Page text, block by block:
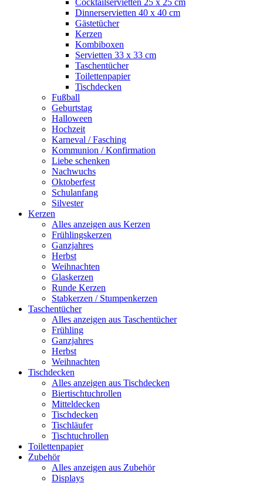
Dinnerservietten 40 x 40 cm
Gästetücher
Kerzen
Kombiboxen
Servietten 33 x 33 cm
Taschentücher
Toilettenpapier
Tischdecken
Fußball
Geburtstag
Halloween
Hochzeit
Karneval / Fasching
Kommunion / Konfirmation
Liebe schenken
Nachwuchs
Oktoberfest
Schulanfang
Silvester
Kerzen
Alles anzeigen aus Kerzen
Frühlingskerzen
Ganzjahres
Herbst
Weihnachten
Glaskerzen
Runde Kerzen
Stabkerzen / Stumpenkerzen
Taschentücher
Alles anzeigen aus Taschentücher
Frühling
Ganzjahres
Herbst
Weihnachten
Tischdecken
Alles anzeigen aus Tischdecken
Biertischtuchrollen
Mitteldecken
Tischdecken
Tischläufer
Tischtuchrollen
Toilettenpapier
Zubehör
Alles anzeigen aus Zubehör
Displays